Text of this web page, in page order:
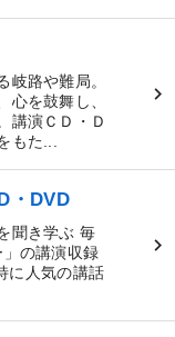
岐路や難局。
心を鼓舞し、
講演ＣＤ・Ｄ
もた...
・DVD
聞き学ぶ 毎
の講演収録
に人気の講話